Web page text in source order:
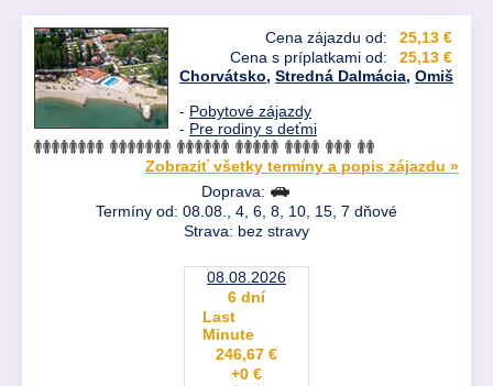
Cena zájazdu od:
25,13 €
Cena s príplatkami od:
25,13 €
Chorvátsko, Stredná Dalmácia, Omiš
- Pobytové zájazdy
- Pre rodiny s deťmi
Zobraziť všetky termíny a popis zájazdu »
Doprava:
Termíny od: 08.08., 4, 6, 8, 10, 15, 7 dňové
Strava: bez stravy
08.08.2026
6 dní
Last
Minute
246,67 €
+0 €